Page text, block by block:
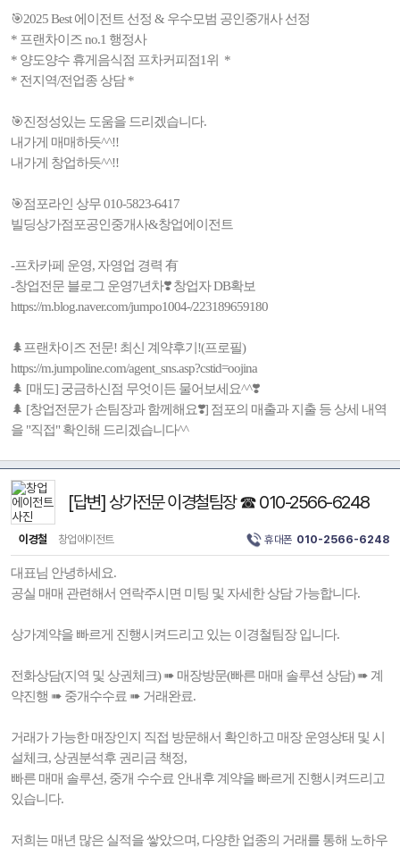
🎯2025 Best 에이전트 선정 & 우수모범 공인중개사 선정
* 프랜차이즈 no.1 행정사
* 양도양수 휴게음식점 프차커피점1위 *
* 전지역/전업종 상담 *
🎯진정성있는 도움을 드리겠습니다.
내가게 매매하듯^^!!
내가게 창업하듯^^!!
🎯점포라인 상무 010-5823-6417
빌딩상가점포공인중개사&창업에이전트
-프차카페 운영, 자영업 경력 有
-창업전문 블로그 운영7년차❣️ 창업자 DB확보
https://m.blog.naver.com/jumpo1004-/223189659180
🌲프랜차이즈 전문! 최신 계약후기!(프로필)
https://m.jumpoline.com/agent_sns.asp?cstid=oojina
🌲 [매도] 궁금하신점 무엇이든 물어보세요^^❣️
🌲 [창업전문가 손팀장과 함께해요❣️] 점포의 매출과 지출 등 상세 내역
을 "직접" 확인해 드리겠습니다^^
[답변] 상가전문 이경철팀장 ☎ 010-2566-6248
이경철 창업에이전트 휴대폰 010-2566-6248
대표님 안녕하세요.
공실 매매 관련해서 연락주시면 미팅 및 자세한 상담 가능합니다.
상가계약을 빠르게 진행시켜드리고 있는 이경철팀장 입니다.
전화상담(지역 및 상권체크) ➠ 매장방문(빠른 매매 솔루션 상담) ➠ 계
약진행 ➠ 중개수수료 ➠ 거래완료.
거래가 가능한 매장인지 직접 방문해서 확인하고 매장 운영상태 및 시
설체크, 상권분석후 권리금 책정,
빠른 매매 솔루션, 중개 수수료 안내후 계약을 빠르게 진행시켜드리고
있습니다.
저희는 매년 많은 실적을 쌓았으며, 다양한 업종의 거래를 통해 노하우